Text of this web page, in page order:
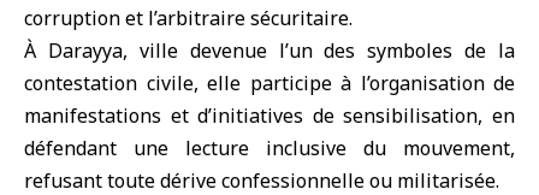
corruption et l’arbitraire sécuritaire.
À Darayya, ville devenue l’un des symboles de la
contestation civile, elle participe à l’organisation de
manifestations et d’initiatives de sensibilisation, en
défendant une lecture inclusive du mouvement,
refusant toute dérive confessionnelle ou militarisée.